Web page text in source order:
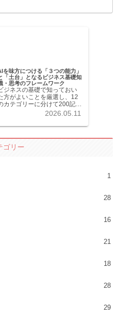
を味方につける「３つの能力」
「土台」となるビジネス基礎知
・思考のフレームワーク
ジネスの基礎で知っておい
方がよいことを厳選し、12
カテゴリーに分けて200記事
以上を掲載しています。各記
す。
2026.05.11
ゴリー
1
28
16
21
18
28
29